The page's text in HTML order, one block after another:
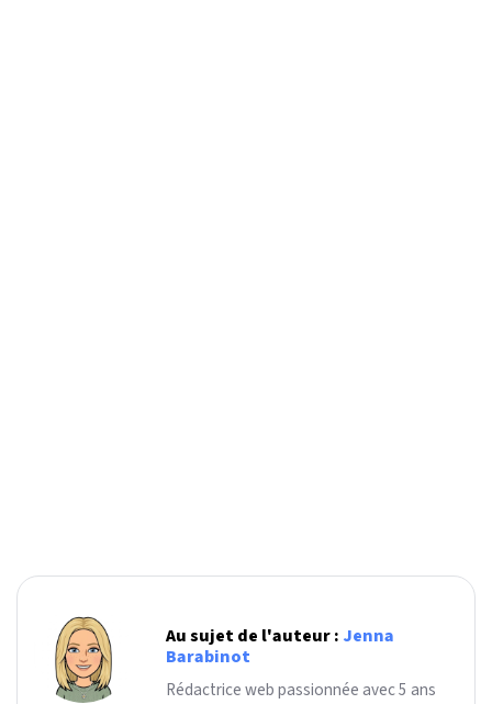
Au sujet de l'auteur : Jenna
Barabinot
Rédactrice web passionnée avec 5 ans